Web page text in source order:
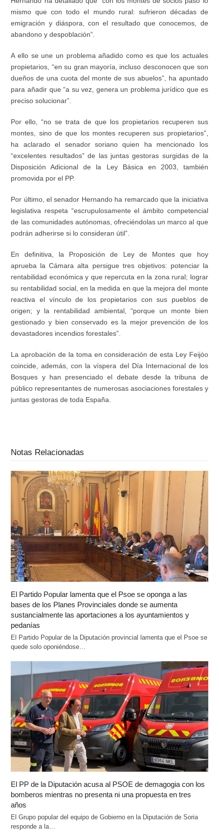
mismo que con todo el mundo rural: sufrieron décadas de
emigración y diáspora, con el resultado que conocemos, de
abandono y despoblación”.
A ello se une un problema añadido como es que los actuales
propietarios, “en su gran mayoría, incluso desconocen que son
dueños de una cuota del monte de sus abuelos”, ha apuntado
para añadir que “a su vez, genera un problema jurídico que es
preciso solucionar”.
Por ello, “no se trata de que los propietarios recuperen sus
montes, sino de que los montes recuperen sus propietarios”,
ha aclarado el senador soriano quien ha mencionado los
“excelentes resultados” de las juntas gestoras surgidas de la
Disposición Adicional de la Ley Básica en 2003, también
promovida por el PP.
Por último, el senador Hernando ha remarcado que la iniciativa
legislativa respeta “escrupulosamente el ámbito competencial
de las comunidades autónomas, ofreciéndolas un marco al que
podrán adherirse si lo consideran útil”.
En definitiva, la Proposición de Ley de Montes que hoy
aprueba la Cámara alta persigue tres objetivos: potenciar la
rentabilidad económica y que repercuta en la zona rural; lograr
su rentabilidad social, en la medida en que la mejora del monte
reactiva el vínculo de los propietarios con sus pueblos de
origen; y la rentabilidad ambiental, “porque un monte bien
gestionado y bien conservado es la mejor prevención de los
devastadores incendios forestales”.
La aprobación de la toma en consideración de esta Ley Feijóo
coincide, además, con la víspera del Día Internacional de los
Bosques y han presenciado el debate desde la tribuna de
público representantes de numerosas asociaciones forestales y
juntas gestoras de toda España.
Notas Relacionadas
El Partido Popular lamenta que el Psoe se oponga a las
bases de los Planes Provinciales donde se aumenta
sustancialmente las aportaciones a los ayuntamientos y
pedanías
El Partido Popular de la Diputación provincial lamenta que el Psoe se
quede solo oponiéndose…
El PP de la Diputación acusa al PSOE de demagogia con los
bomberos mientras no presenta ni una propuesta en tres
años
El Grupo popular del equipo de Gobierno en la Diputación de Soria
responde a la…